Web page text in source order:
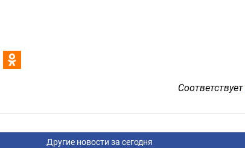
Соответствует
Другие новости за сегодня